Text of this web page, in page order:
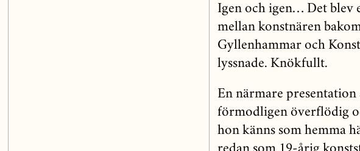
Igen och igen… Det blev
mellan konstnären
Gyllenhammar och
lyssnade. Knökfullt.
En närmare
förmodligen överflödig
hon känns som hemma